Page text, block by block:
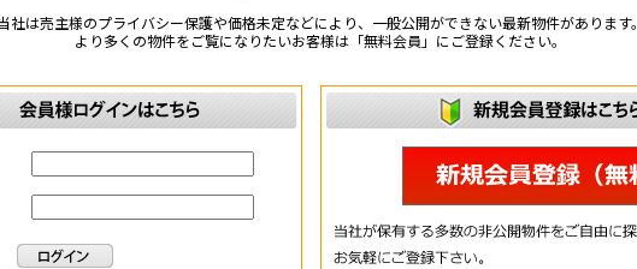
社は売主様のプライバシー保護や価格未定などにより、一般公開ができない最新物件があります。
より多くの物件をご覧になりたいお客様は「無料会員」にご登録ください。